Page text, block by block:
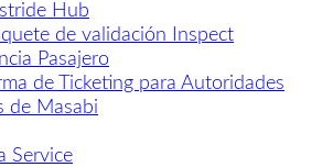
Hub
de validación Inspect
Pasajero
de Ticketing para Autoridades
de Masabi
Service